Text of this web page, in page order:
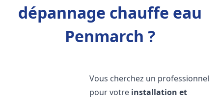
dépannage chauffe eau
Penmarch ?
Vous cherchez un professionnel
pour votre installation et